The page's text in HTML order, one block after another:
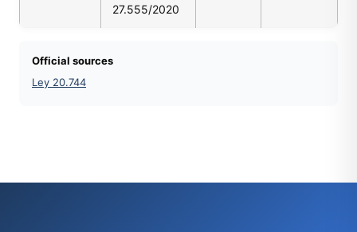
27.555/2020
Official sources
Ley 20.744